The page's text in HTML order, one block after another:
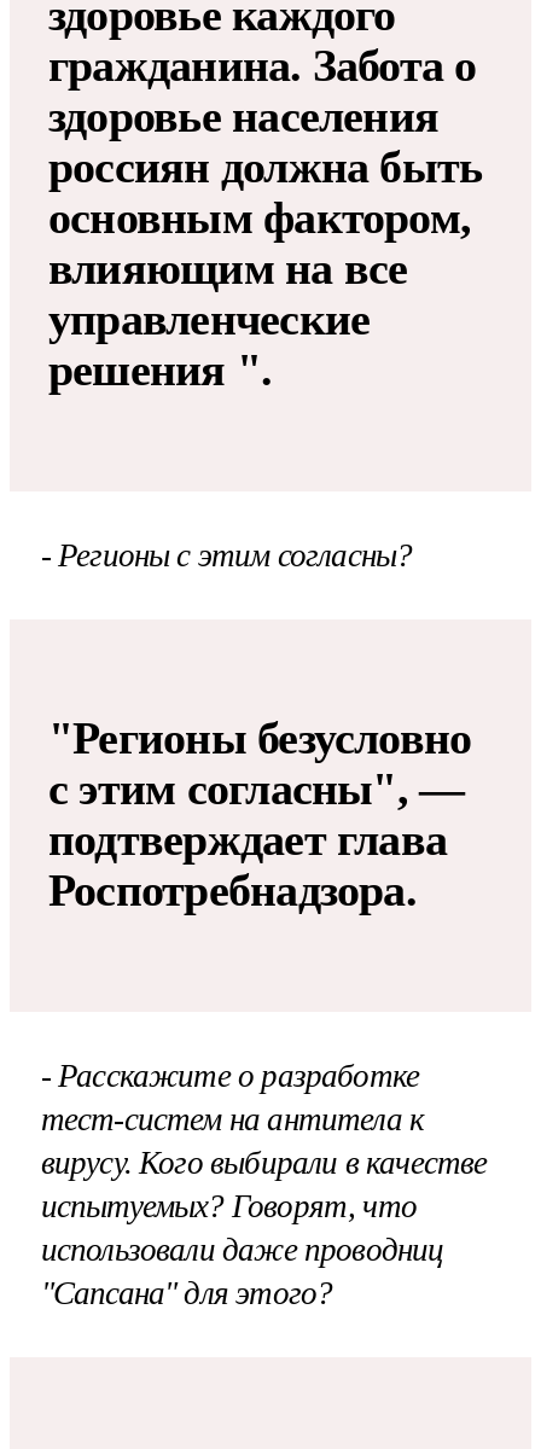
здоровье каждого
гражданина. Забота о
здоровье населения
россиян должна быть
основным фактором,
влияющим на все
управленческие
решения ".
- Регионы с этим согласны?
"Регионы безусловно
с этим согласны", —
подтверждает глава
Роспотребнадзора.
- Расскажите о разработке
тест-систем на антитела к
вирусу. Кого выбирали в качестве
испытуемых? Говорят, что
использовали даже проводниц
"Сапсана" для этого?